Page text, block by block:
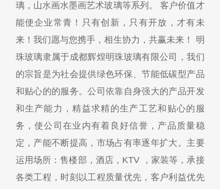
璃，山水画水墨画艺术玻璃等系列。 客户价值才
能使企业常青！只有创新，只有开放，才有未
来！我们愿与您携手，相生协力，共赢未来！ 明
珠玻璃隶属于成都辉煌明珠玻璃有限公司，我们
的宗旨是为社会提供绿色环保、节能低碳型产品
和贴心的的服务。公司依靠自身强大的产品开发
和生产能力，精益求精的生产工艺和贴心的服
务，使公司在业内有着良好信誉，产品质量稳
定，产能不断提高，市场占有率逐年扩大。主要
运用场所：售楼部，酒店，KTV ，家装等，承接
各类工程，时刻以工程质量优先，客户利益优先